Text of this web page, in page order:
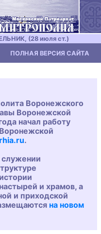
(28 июля ст.)
ПОЛНАЯ ВЕРСИЯ САЙТА
Воронежского
Воронежской
начал работу
.
и храмов, а
и приходской
на новом